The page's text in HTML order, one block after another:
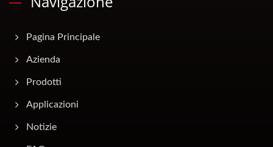
Pagina Principale
Azienda
Prodotti
Applicazioni
Notizie